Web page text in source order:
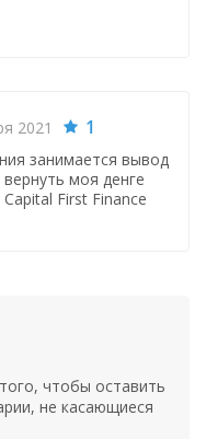
2021 1
занимается вывод
моя денге
First Finance
чтобы оставить
не касающиеся